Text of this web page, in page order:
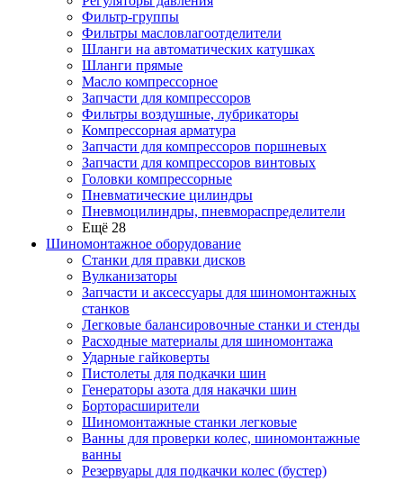
Фильтр-группы
Фильтры масловлагоотделители
Шланги на автоматических катушках
Шланги прямые
Масло компрессорное
Запчасти для компрессоров
Фильтры воздушные, лубрикаторы
Компрессорная арматура
Запчасти для компрессоров поршневых
Запчасти для компрессоров винтовых
Головки компрессорные
Пневматические цилиндры
Пневмоцилиндры, пневмораспределители
Ещё 28
Шиномонтажное оборудование
Станки для правки дисков
Вулканизаторы
Запчасти и аксессуары для шиномонтажных
станков
Легковые балансировочные станки и стенды
Расходные материалы для шиномонтажа
Ударные гайковерты
Пистолеты для подкачки шин
Генераторы азота для накачки шин
Борторасширители
Шиномонтажные станки легковые
Ванны для проверки колес, шиномонтажные
ванны
Резервуары для подкачки колес (бустер)